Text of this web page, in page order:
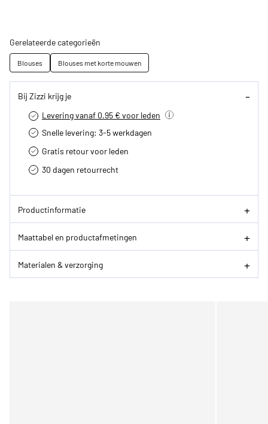
Gerelateerde categorieën
Blouses Blouses met korte mouwen
Bij Zizzi krijg je
Levering vanaf 0.95 € voor leden
Snelle levering: 3-5 werkdagen
Gratis retour voor leden
30 dagen retourrecht­
Productinformatie
Maattabel en productafmetingen
Materialen & verzorging